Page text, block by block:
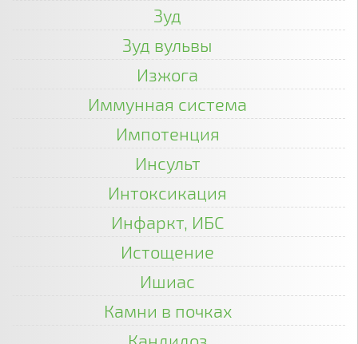
Зуд
Зуд вульвы
Изжога
Иммунная система
Импотенция
Инсульт
Интоксикация
Инфаркт, ИБС
Истощение
Ишиас
Камни в почках